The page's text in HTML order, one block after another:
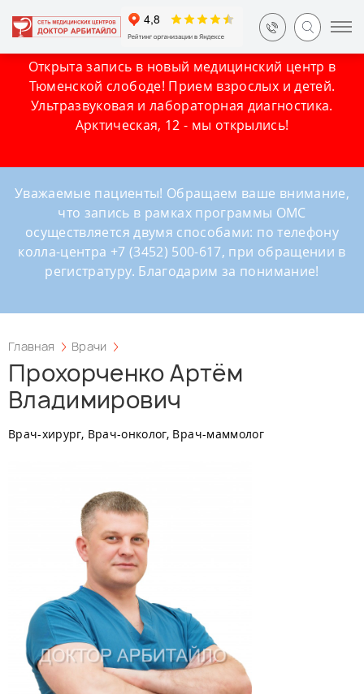
Открыта запись в новый медицинский центр в
Тюменской слободе! Прием взрослых и детей.
Ультразвуковая и лабораторная диагностика.
Арктическая, 12 - мы открылись!
Уважаемые пациенты! Обращаем ваше внимание,
что запись в рамках программы ОМС
осуществляется двумя способами: по телефону
колла-центра +7 (3452) 500-617, при обращении в
регистратуру. Благодарим за понимание!
Главная Врачи
Прохорченко Артём
Владимирович
Врач-хирург, Врач-онколог, Врач-маммолог